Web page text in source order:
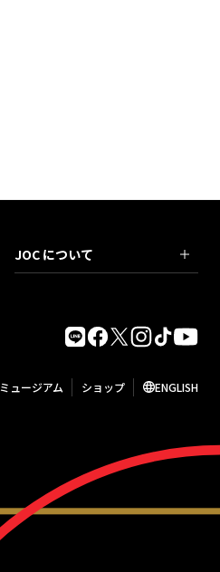
JOC について
ミュージアム ショップ ENGLISH